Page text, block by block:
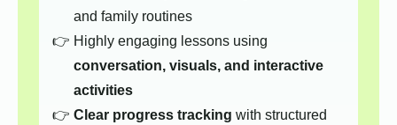
and family routines
Highly engaging lessons using
conversation, visuals, and interactive
activities
Clear progress tracking with structured